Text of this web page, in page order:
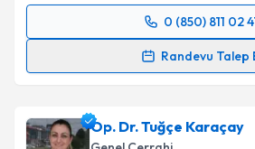
0 (850) 811 02
Randevu Talep
Randevu Takvimi Talebi
için bir takvim hazırlandığında e-
bilgilendireceğiz.
Op. Dr. Tuğçe Karaçay